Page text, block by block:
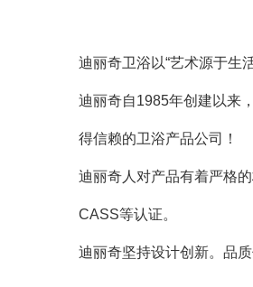
迪丽奇卫浴以“艺术源于生
迪丽奇自1985年创建以来
得信赖的卫浴产品公司！
迪丽奇人对产品有着严格
CASS等认证。
迪丽奇坚持设计创新。品